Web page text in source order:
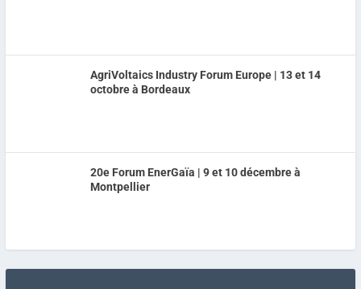
AgriVoltaics Industry Forum Europe | 13 et 14
octobre à Bordeaux
20e Forum EnerGaïa | 9 et 10 décembre à
Montpellier